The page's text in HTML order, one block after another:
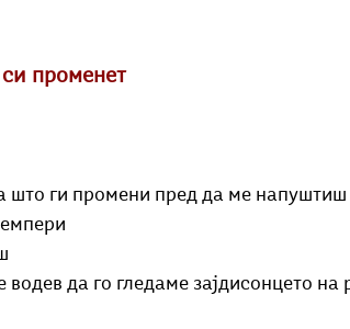
променет
што ги промени пред да ме напуштиш
да го гледаме зајдисонцето на